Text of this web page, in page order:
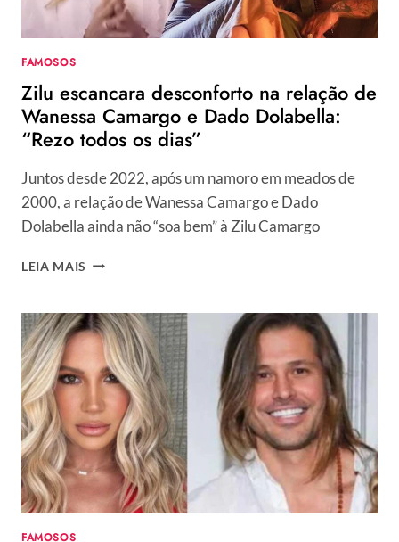
LEVEZA”
FAMOSOS
Zilu escancara desconforto na relação de
Wanessa Camargo e Dado Dolabella:
“Rezo todos os dias”
Juntos desde 2022, após um namoro em meados de
2000, a relação de Wanessa Camargo e Dado
Dolabella ainda não “soa bem” à Zilu Camargo
LEIA MAIS ZILU
NA
RELAÇÃO
WANESSA
CAMARGO
E
DADO
DOLABELLA:
“REZO
TODOS
OS
FAMOSOS